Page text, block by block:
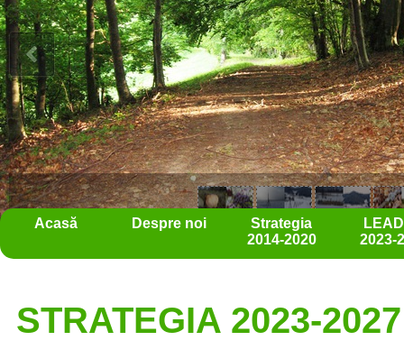
Acasă Despre noi
Strategia
2014-2020
2023-
STRATEGIA 2023-2027